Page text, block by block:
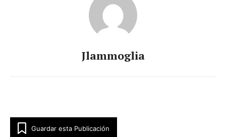
Contacto
Jlammoglia
Guardar esta Publicación